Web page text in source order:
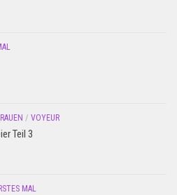
/ VOYEUR
Teil 3
MAL